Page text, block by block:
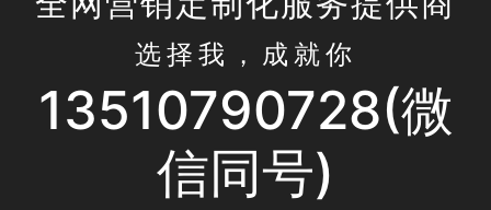
选择我，成就你
13510790728(微
信同号)